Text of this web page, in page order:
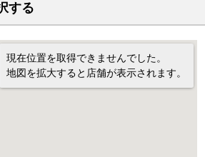
する
現在位置を取得できませんでした。
地図を拡大すると店舗が表示されます。